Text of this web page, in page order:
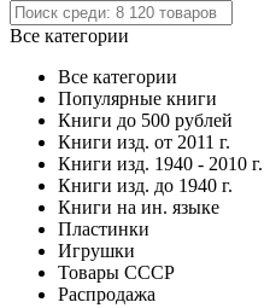
Все категории
Все категории
Популярные книги
Книги до 500 рублей
Книги изд. от 2011 г.
Книги изд. 1940 - 2010 г.
Книги изд. до 1940 г.
Книги на ин. языке
Пластинки
Игрушки
Товары СССР
Распродажа